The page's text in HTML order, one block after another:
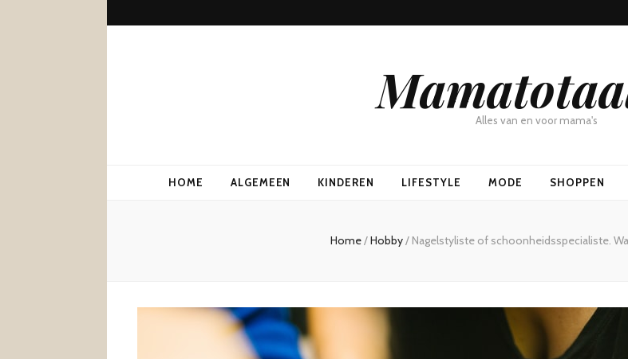
Alles van en voor mama's
HOME ALGEMEEN KINDEREN LIFESTYLE MODE SHOPPEN
Home/Hobby/ Nagelstyliste of schoonheidsspecialiste.